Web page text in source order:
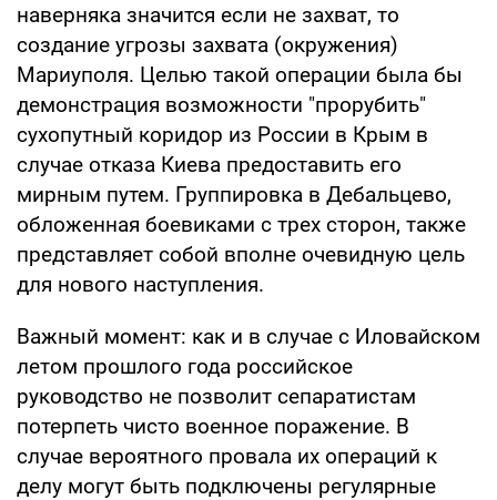
наверняка значится если не захват, то
создание угрозы захвата (окружения)
Мариуполя. Целью такой операции была бы
демонстрация возможности "прорубить"
сухопутный коридор из России в Крым в
случае отказа Киева предоставить его
мирным путем. Группировка в Дебальцево,
обложенная боевиками с трех сторон, также
представляет собой вполне очевидную цель
для нового наступления.
Важный момент: как и в случае с Иловайском
летом прошлого года российское
руководство не позволит сепаратистам
потерпеть чисто военное поражение. В
случае вероятного провала их операций к
делу могут быть подключены регулярные